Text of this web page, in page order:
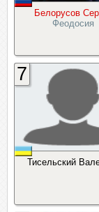
Белорусов
Феодосия
Тисельский
7